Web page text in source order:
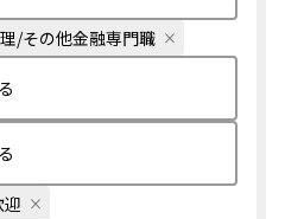
/その他金融専門職